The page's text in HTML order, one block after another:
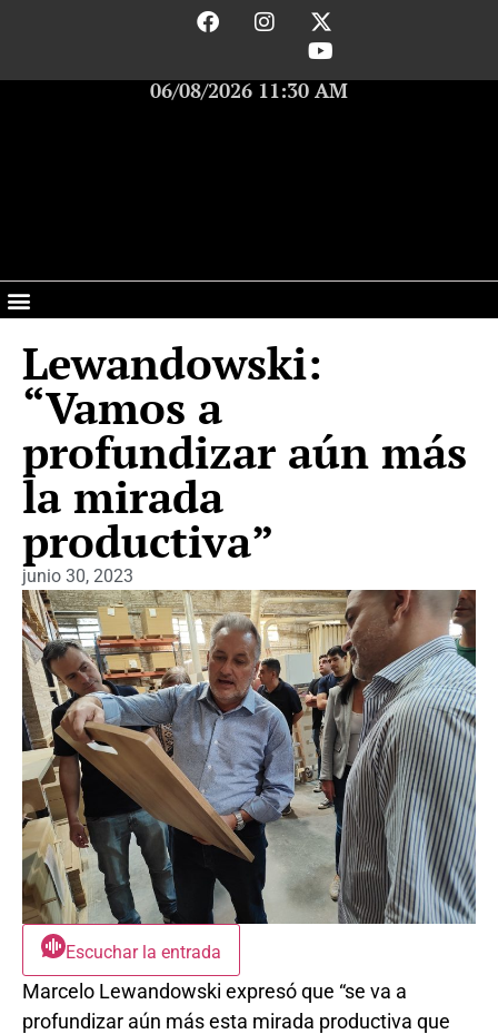
06/08/2026 11:30 AM
Lewandowski:
“Vamos a
profundizar aún más
la mirada
productiva”
junio 30, 2023
Escuchar la entrada
Marcelo Lewandowski expresó que “se va a
profundizar aún más esta mirada productiva que